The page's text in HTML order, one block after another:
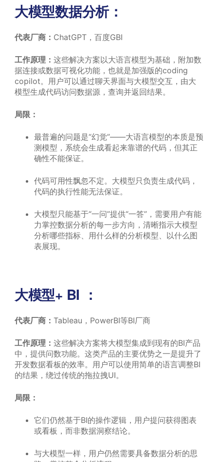
大模型数据分析：
代表厂商： ChatGPT，百度GBI
工作原理： 这些解决方案以大语言模型为基础，附加数
据连接或数据可视化功能，也就是加强版的coding
copilot。用户可以通过聊天界面与大模型交互，由大
模型生成代码访问数据源，查询并返回结果。
局限：
最普遍的问题是“幻觉”——大语言模型的本质是预
测模型，系统会生成看起来靠谱的代码，但其正
确性不能保证。
代码可用性飘忽不定。大模型只负责生成代码，
代码的执行性能无法保证。
大模型只能基于“一问”提供“一答”，需要用户有能
力掌控数据分析的每一步方向，清晰指示大模型
分析哪些指标、用什么样的分析模型、以什么图
表展现。
大模型+ BI ：
代表厂商： Tableau，PowerBI等BI厂商
工作原理： 这些解决方案将大模型集成到现有的BI产品
中，提供问数功能。这类产品的主要优势之一是提升了
开发数据看板的效率。用户可以使用简单的语言调整BI
的结果，绕过传统的拖拉拽UI。
局限：
它们仍然基于BI的操作逻辑，用户提问获得图表
或看板，而非数据洞察结论。
与大模型一样，用户仍然需要具备数据分析的思